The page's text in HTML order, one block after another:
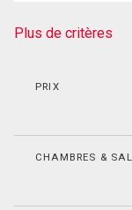
Plus de critères
PRIX
CHAMBRES &